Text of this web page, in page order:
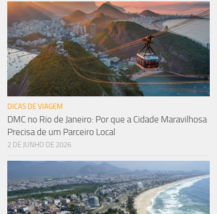
DICAS DE VIAGEM
DMC no Rio de Janeiro: Por que a Cidade Maravilhosa
Precisa de um Parceiro Local
2 DE JUNHO DE 2026